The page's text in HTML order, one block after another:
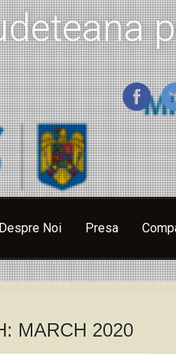
Despre Noi Presa
MARCH 2020